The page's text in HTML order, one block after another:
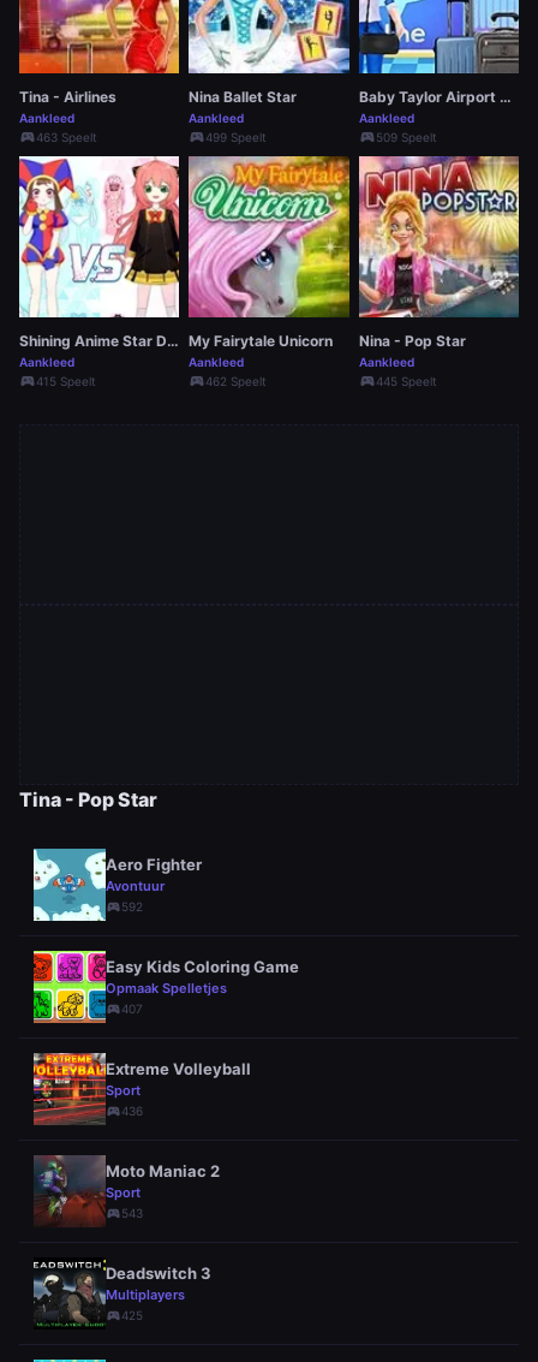
Tina - Airlines
Aankleed
sports_esports463 Speelt
Nina Ballet Star
Aankleed
sports_esports499 Speelt
Baby Taylor Airport Travel
Aankleed
sports_esports509 Speelt
Shining Anime Star Dress Up
Aankleed
sports_esports415 Speelt
My Fairytale Unicorn
Aankleed
sports_esports462 Speelt
Nina - Pop Star
Aankleed
sports_esports445 Speelt
Tina - Pop Star
Aero Fighter
Avontuur
sports_esports592
Easy Kids Coloring Game
Opmaak Spelletjes
sports_esports407
Extreme Volleyball
Sport
sports_esports436
Moto Maniac 2
Sport
sports_esports543
Deadswitch 3
Multiplayers
sports_esports425